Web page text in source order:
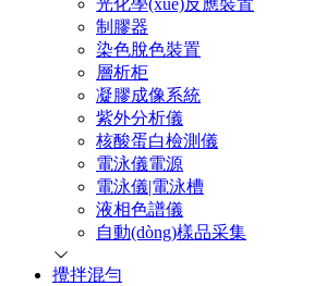
光化學(xué)反應裝置
制膠器
染色脫色裝置
層析柜
凝膠成像系統
紫外分析儀
核酸蛋白檢測儀
電泳儀電源
電泳儀|電泳槽
液相色譜儀
自動(dòng)樣品采集
攪拌混勻